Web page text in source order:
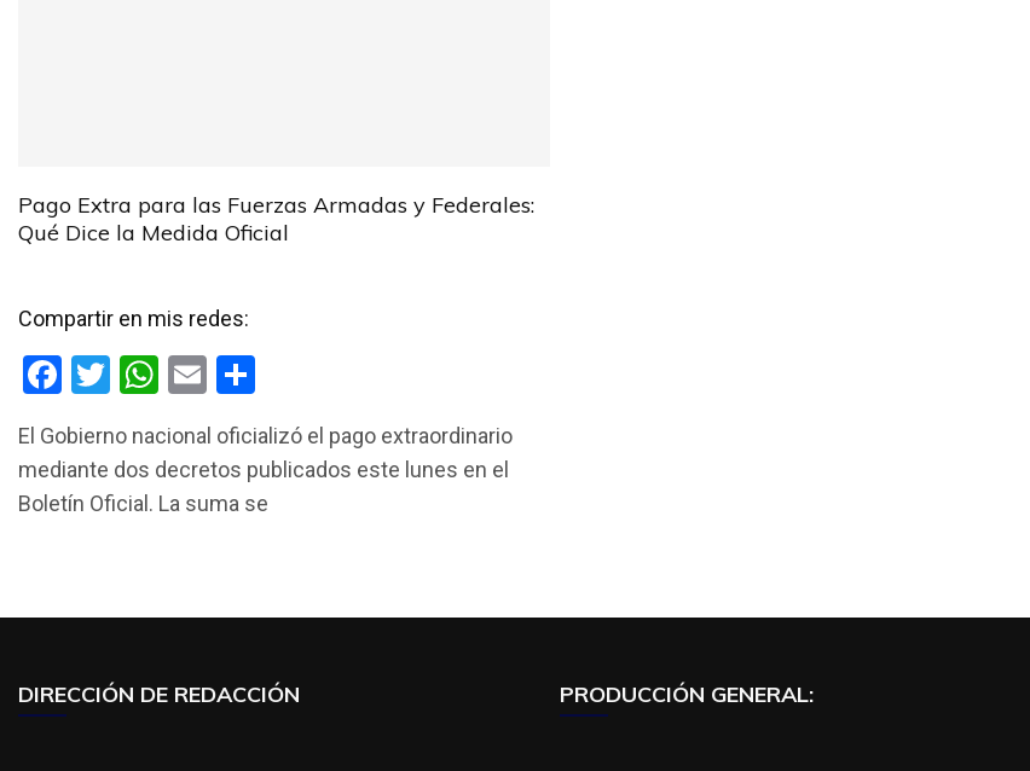
Pago Extra para las Fuerzas Armadas y Federales:
Qué Dice la Medida Oficial
Compartir en mis redes:
F
ce
b
k
T
tt
er
W
at
s
p
E
ail m
p
El Gobierno nacional oficializó el pago extraordinario
mediante dos decretos publicados este lunes en el
Boletín Oficial. La suma se
DIRECCIÓN DE REDACCIÓN PRODUCCIÓN GENERAL: